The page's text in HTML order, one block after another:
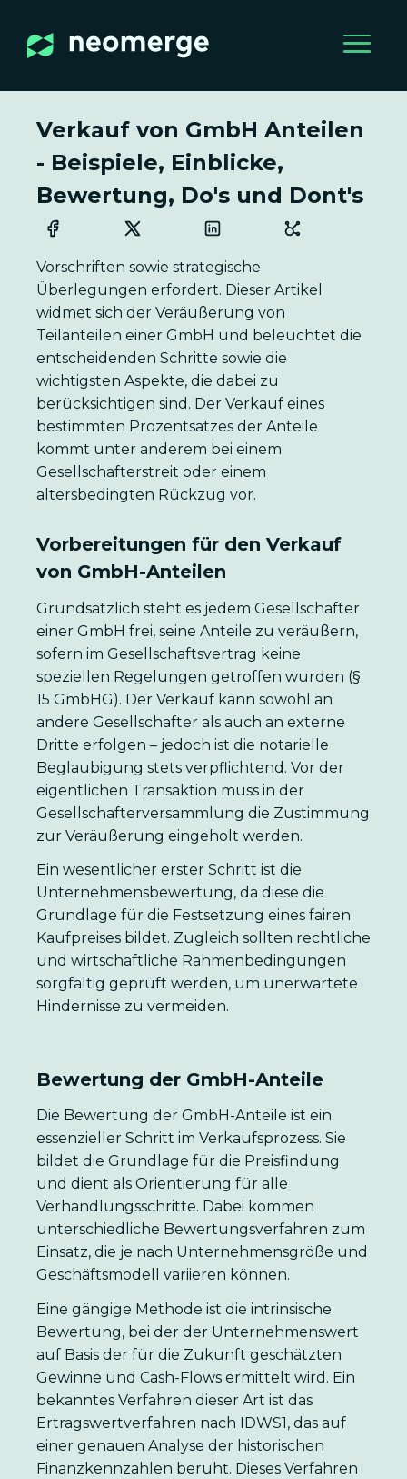
Verkauf von GmbH Anteilen
- Beispiele, Einblicke,
Bewertung, Do's und Dont's
Vorschriften sowie strategische
Überlegungen erfordert. Dieser Artikel
widmet sich der Veräußerung von
Teilanteilen einer GmbH und beleuchtet die
entscheidenden Schritte sowie die
wichtigsten Aspekte, die dabei zu
berücksichtigen sind. Der Verkauf eines
bestimmten Prozentsatzes der Anteile
kommt unter anderem bei einem
Gesellschafterstreit oder einem
altersbedingten Rückzug vor.
Vorbereitungen für den Verkauf
von GmbH-Anteilen
Grundsätzlich steht es jedem Gesellschafter
einer GmbH frei, seine Anteile zu veräußern,
sofern im Gesellschaftsvertrag keine
speziellen Regelungen getroffen wurden (§
15 GmbHG). Der Verkauf kann sowohl an
andere Gesellschafter als auch an externe
Dritte erfolgen – jedoch ist die notarielle
Beglaubigung stets verpflichtend. Vor der
eigentlichen Transaktion muss in der
Gesellschafterversammlung die Zustimmung
zur Veräußerung eingeholt werden.
Ein wesentlicher erster Schritt ist die
Unternehmensbewertung, da diese die
Grundlage für die Festsetzung eines fairen
Kaufpreises bildet. Zugleich sollten rechtliche
und wirtschaftliche Rahmenbedingungen
sorgfältig geprüft werden, um unerwartete
Hindernisse zu vermeiden.
Bewertung der GmbH-Anteile
Die Bewertung der GmbH-Anteile ist ein
essenzieller Schritt im Verkaufsprozess. Sie
bildet die Grundlage für die Preisfindung
und dient als Orientierung für alle
Verhandlungsschritte. Dabei kommen
unterschiedliche Bewertungsverfahren zum
Einsatz, die je nach Unternehmensgröße und
Geschäftsmodell variieren können.
Eine gängige Methode ist die intrinsische
Bewertung, bei der der Unternehmenswert
auf Basis der für die Zukunft geschätzten
Gewinne und Cash-Flows ermittelt wird. Ein
bekanntes Verfahren dieser Art ist das
Ertragswertverfahren nach IDWS1, das auf
einer genauen Analyse der historischen
Finanzkennzahlen beruht. Dieses Verfahren